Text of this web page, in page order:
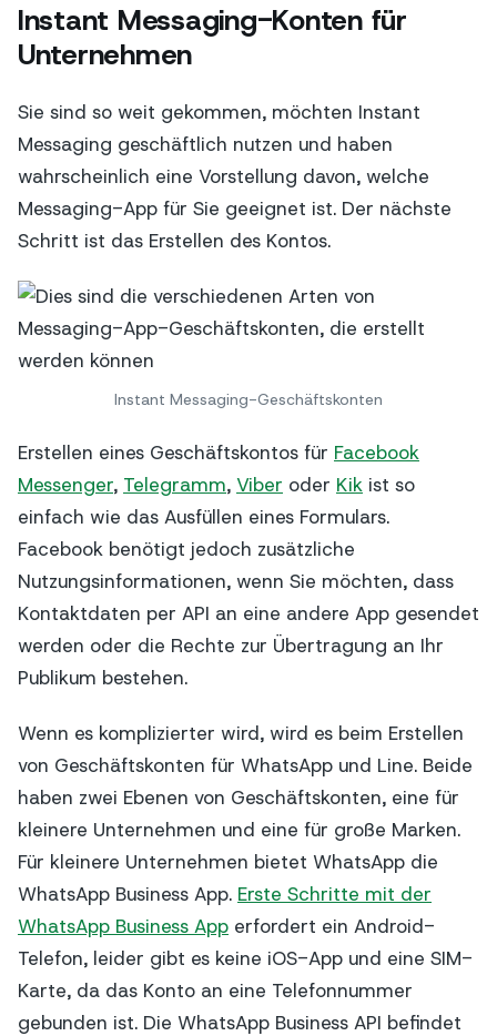
Instant Messaging-Konten für
Unternehmen
Sie sind so weit gekommen, möchten Instant
Messaging geschäftlich nutzen und haben
wahrscheinlich eine Vorstellung davon, welche
Messaging-App für Sie geeignet ist. Der nächste
Schritt ist das Erstellen des Kontos.
Instant Messaging-Geschäftskonten
Erstellen eines Geschäftskontos für Facebook
Messenger, Telegramm, Viber oder Kik ist so
einfach wie das Ausfüllen eines Formulars.
Facebook benötigt jedoch zusätzliche
Nutzungsinformationen, wenn Sie möchten, dass
Kontaktdaten per API an eine andere App gesendet
werden oder die Rechte zur Übertragung an Ihr
Publikum bestehen.
Wenn es komplizierter wird, wird es beim Erstellen
von Geschäftskonten für WhatsApp und Line. Beide
haben zwei Ebenen von Geschäftskonten, eine für
kleinere Unternehmen und eine für große Marken.
Für kleinere Unternehmen bietet WhatsApp die
WhatsApp Business App. Erste Schritte mit der
WhatsApp Business App erfordert ein Android-
Telefon, leider gibt es keine iOS-App und eine SIM-
Karte, da das Konto an eine Telefonnummer
gebunden ist. Die WhatsApp Business API befindet